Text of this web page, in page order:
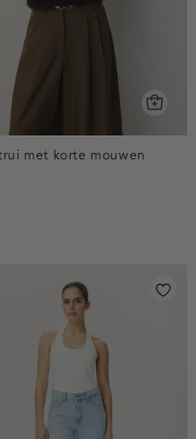
met korte mouwen